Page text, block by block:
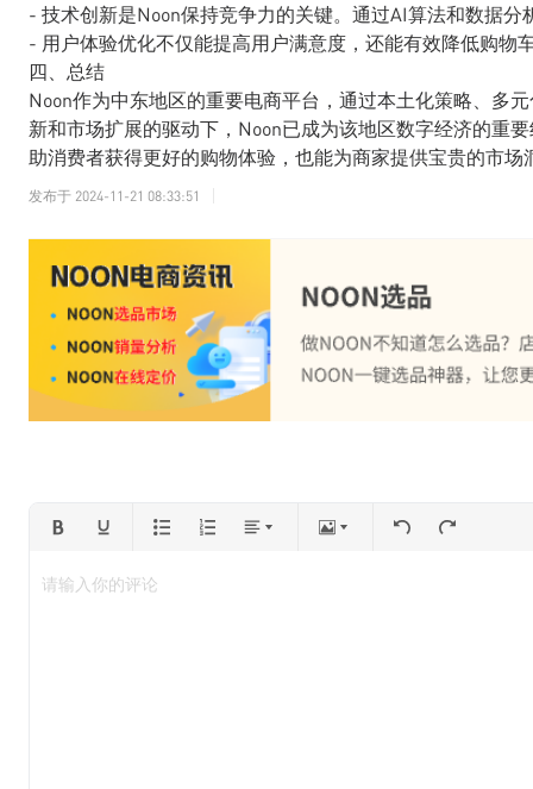
- 技术创新是Noon保持竞争力的关键。通过AI算法和数据
- 用户体验优化不仅能提高用户满意度，还能有效降低购物
四、总结
Noon作为中东地区的重要电商平台，通过本土化策略、多
新和市场扩展的驱动下，Noon已成为该地区数字经济的重
助消费者获得更好的购物体验，也能为商家提供宝贵的市场
发布于 2024-11-21 08:33:51
请输入你的评论